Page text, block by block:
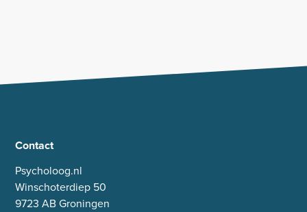
Contact
Psycholoog.nl
Winschoterdiep 50
9723 AB Groningen